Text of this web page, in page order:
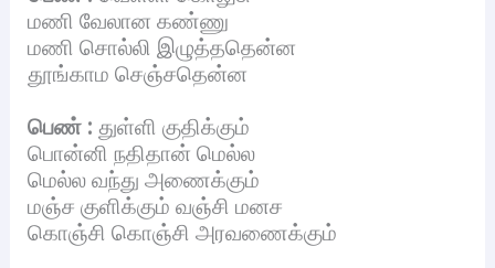
மணி வேலான கண்ணு
மணி சொல்லி இழுத்ததென்ன
தூங்காம செஞ்சதென்ன
பெண் : துள்ளி குதிக்கும்
பொன்னி நதிதான் மெல்ல
மெல்ல வந்து அணைக்கும்
மஞ்ச குளிக்கும் வஞ்சி மனச
கொஞ்சி கொஞ்சி அரவணைக்கும்